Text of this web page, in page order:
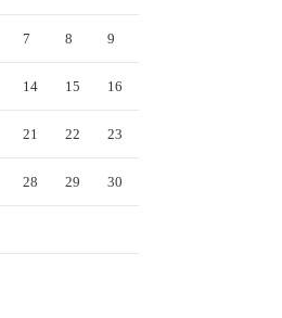
7 8 9
14 15 16
21 22 23
28 29 30